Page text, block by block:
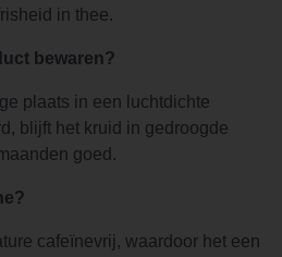
in thee.
bewaren?
plaats in een luchtdichte
blijft het kruid in gedroogde
goed.
cafeïnevrij, waardoor het een